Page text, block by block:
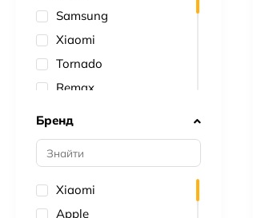
Samsung
Xiaomi
Tornado
Remax
Belkin
Baseus
Hoco
Бренд
Xiaomi
Apple